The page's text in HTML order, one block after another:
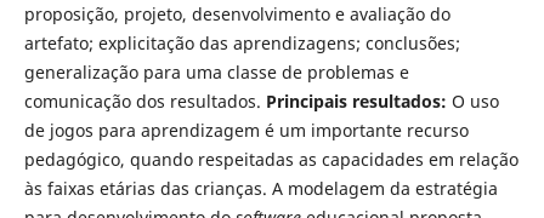
proposição, projeto, desenvolvimento e avaliação do
artefato; explicitação das aprendizagens; conclusões;
generalização para uma classe de problemas e
comunicação dos resultados. Principais resultados: O uso
de jogos para aprendizagem é um importante recurso
pedagógico, quando respeitadas as capacidades em relação
às faixas etárias das crianças. A modelagem da estratégia